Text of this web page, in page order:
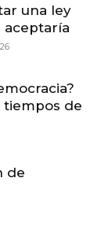
una ley
aceptaría
tiempos de
de